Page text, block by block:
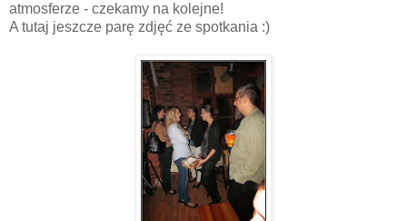
atmosferze - czekamy na kolejne!
A tutaj jeszcze parę zdjęć ze spotkania :)